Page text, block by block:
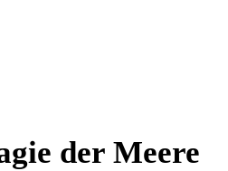
der Meere